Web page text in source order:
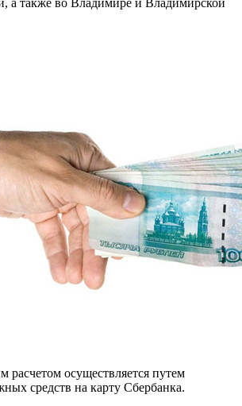
расчетом осуществляется путем
средств на карту Сбербанка.